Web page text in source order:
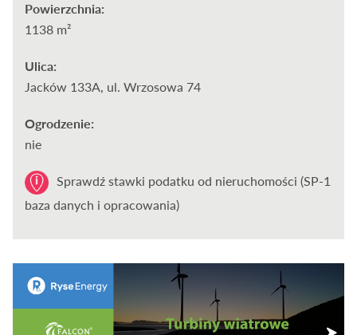
Powierzchnia:
1138 m²
Ulica:
Jacków 133A, ul. Wrzosowa 74
Ogrodzenie:
nie
Sprawdź stawki podatku od nieruchomości (SP-1
baza danych i opracowania)